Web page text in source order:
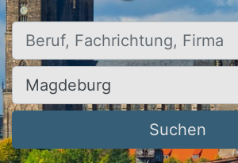
Beruf, Fachrichtung, Firma
Ort, Stadt
Suchen